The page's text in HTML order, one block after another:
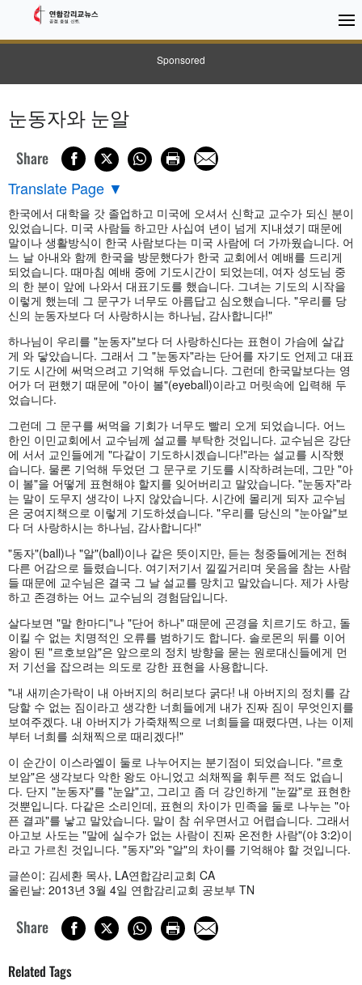
Sponsored
눈동자와 눈알
Share
Translate Page ▼
한국에서 대학을 갓 졸업하고 미국에 오셔서 신학교 교수가 되신 분이
있었습니다. 미국 사람들 하고만 사십여 년이 넘게 지내셨기 때문에
말이나 생활방식이 한국 사람보다는 미국 사람에 더 가까웠습니다. 어
느 날 아내와 함께 한국을 방문했다가 한국 교회에서 예배를 드리게
되었습니다. 때마침 예배 중에 기도시간이 되었는데, 여자 성도님 중
의 한 분이 앞에 나와서 대표기도를 했습니다. 그녀는 기도의 시작을
이렇게 했는데 그 문구가 너무도 아름답고 심오했습니다. "우리를 당
신의 눈동자보다 더 사랑하시는 하나님, 감사합니다!"
하나님이 우리를 "눈동자"보다 더 사랑하신다는 표현이 가슴에 살갑
게 와 닿았습니다. 그래서 그 "눈동자"라는 단어를 자기도 언제고 대표
기도 시간에 써먹으려고 기억해 두었습니다. 그런데 한국말보다는 영
어가 더 편했기 때문에 "아이 볼"(eyeball)이라고 머릿속에 입력해 두
었습니다.
그런데 그 문구를 써먹을 기회가 너무도 빨리 오게 되었습니다. 어느
한인 이민교회에서 교수님께 설교를 부탁한 것입니다. 교수님은 강단
에 서서 교인들에게 "다같이 기도하시겠습니다!"라는 설교를 시작했
습니다. 물론 기억해 두었던 그 문구로 기도를 시작하려는데, 그만 "아
이 볼"을 어떻게 표현해야 할지를 잊어버리고 말았습니다. "눈동자"라
는 말이 도무지 생각이 나지 않았습니다. 시간에 몰리게 되자 교수님
은 궁여지책으로 이렇게 기도하셨습니다. "우리를 당신의 "눈아알"보
다 더 사랑하시는 하나님, 감사합니다!"
"동자"(ball)나 "알"(ball)이나 같은 뜻이지만, 듣는 청중들에게는 전혀
다른 어감으로 들렸습니다. 여기저기서 낄낄거리며 웃음을 참는 사람
들 때문에 교수님은 결국 그 날 설교를 망치고 말았습니다. 제가 사랑
하고 존경하는 어느 교수님의 경험담입니다.
살다보면 "말 한마디"나 "단어 하나" 때문에 곤경을 치르기도 하고, 돌
이킬 수 없는 치명적인 오류를 범하기도 합니다. 솔로몬의 뒤를 이어
왕이 된 "르호보암"은 앞으로의 정치 방향을 묻는 원로대신들에게 먼
저 기선을 잡으려는 의도로 강한 표현을 사용합니다.
"내 새끼손가락이 내 아버지의 허리보다 굵다! 내 아버지의 정치를 감
당할 수 없는 짐이라고 생각한 너희들에게 내가 진짜 짐이 무엇인지를
보여주겠다. 내 아버지가 가죽채찍으로 너희들을 때렸다면, 나는 이제
부터 너희를 쇠채찍으로 때리겠다!"
이 순간이 이스라엘이 둘로 나누어지는 분기점이 되었습니다. "르호
보암"은 생각보다 악한 왕도 아니었고 쇠채찍을 휘두른 적도 없습니
다. 단지 "눈동자"를 "눈알"고, 그리고 좀 더 강인하게 "눈깔"로 표현한
것뿐입니다. 다같은 소리인데, 표현의 차이가 민족을 둘로 나누는 "아
픈 결과"를 낳고 말았습니다. 말이 참 쉬우면서고 어렵습니다. 그래서
아고보 사도는 "말에 실수가 없는 사람이 진짜 온전한 사람"(야 3:2)이
라고 가르친 것입니다. "동자"와 "알"의 차이를 기억해야 할 것입니다.
글쓴이: 김세환 목사, LA연합감리교회 CA
올린날: 2013년 3월 4일 연합감리교회 공보부 TN
Share
Related Tags